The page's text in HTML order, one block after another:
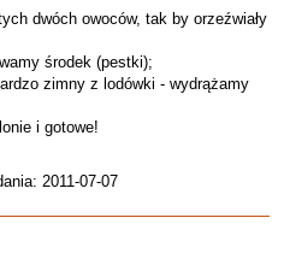
dwóch owoców, tak by orzeźwiały
środek (pestki);
zimny z lodówki - wydrążamy
i gotowe!
2011-07-07